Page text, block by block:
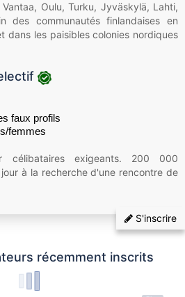
Oulu, Turku, Jyväskylä, Lahti,
des communautés finlandaises en
dans les paisibles colonies nordiques
faux profils
femmes
célibataires exigeants. 200 000
à la recherche d'une rencontre de
S'inscrire
récemment inscrits